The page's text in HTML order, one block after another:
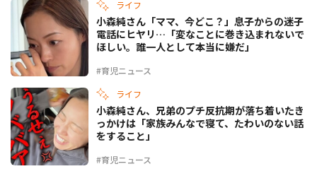
ライフ
#育児ニュース
小森純さん「ママ、今どこ？」息子からの迷子
電話にヒヤリ…「変なことに巻き込まれないで
ほしい。誰一人として本当に嫌だ」
ライフ
#育児ニュース
小森純さん、兄弟のプチ反抗期が落ち着いたき
っかけは「家族みんなで寝て、たわいのない話
をすること」